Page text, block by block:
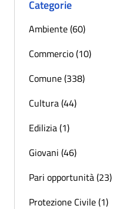
Categorie
Ambiente (60)
Commercio (10)
Comune (338)
Cultura (44)
Edilizia (1)
Giovani (46)
Pari opportunità (23)
Protezione Civile (1)